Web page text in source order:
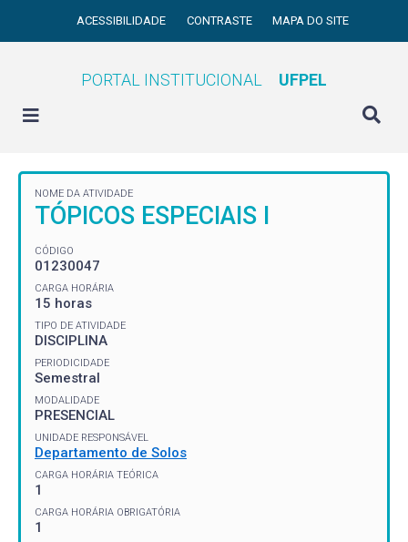
ACESSIBILIDADE CONTRASTE MAPA DO SITE
PORTAL INSTITUCIONAL UFPEL
NOME DA ATIVIDADE
TÓPICOS ESPECIAIS I
CÓDIGO
01230047
CARGA HORÁRIA
15 horas
TIPO DE ATIVIDADE
DISCIPLINA
PERIODICIDADE
Semestral
MODALIDADE
PRESENCIAL
UNIDADE RESPONSÁVEL
Departamento de Solos
CARGA HORÁRIA TEÓRICA
1
CARGA HORÁRIA OBRIGATÓRIA
1